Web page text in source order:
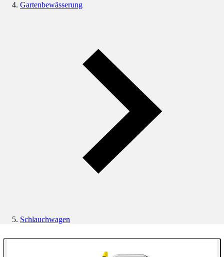
Gartenbewässerung
Schlauchwagen